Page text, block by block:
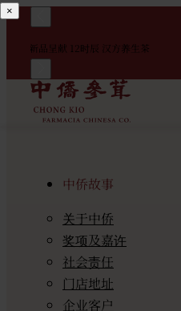
新品呈献 12时辰 汉方养生茶
中侨故事
关于中侨
奖项及嘉许
社会责任
门店地址
企业客户
×